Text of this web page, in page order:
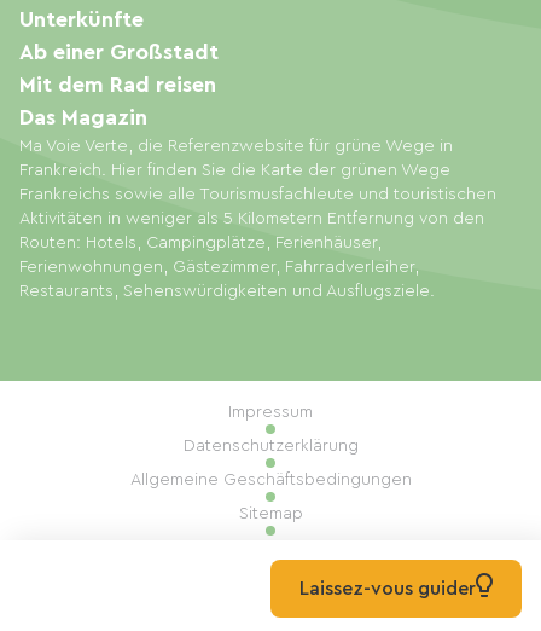
Ma Voie Verte, die Referenzwebsite für grüne Wege in
Frankreich. Hier finden Sie die Karte der grünen Wege
Frankreichs sowie alle Tourismusfachleute und touristischen
Aktivitäten in weniger als 5 Kilometern Entfernung von den
Routen: Hotels, Campingplätze, Ferienhäuser,
Ferienwohnungen, Gästezimmer, Fahrradverleiher,
Restaurants, Sehenswürdigkeiten und Ausflugsziele.
Unterkünfte
Ab einer Großstadt
Mit dem Rad reisen
Das Magazin
© 2026 Ma Voie Verte Alle Rechte vorbehalten
Impressum
Datenschutzerklärung
Allgemeine Geschäftsbedingungen
Sitemap
Umsetzung: Mill, PrivasLaissez-vous guider